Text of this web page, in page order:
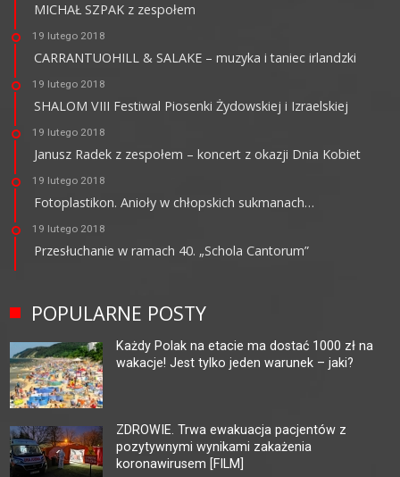
MICHAŁ SZPAK z zespołem
19 lutego 2018
CARRANTUOHILL & SALAKE – muzyka i taniec irlandzki
19 lutego 2018
SHALOM VIII Festiwal Piosenki Żydowskiej i Izraelskiej
19 lutego 2018
Janusz Radek z zespołem – koncert z okazji Dnia Kobiet
19 lutego 2018
Fotoplastikon. Anioły w chłopskich sukmanach…
19 lutego 2018
Przesłuchanie w ramach 40. „Schola Cantorum”
POPULARNE POSTY
Każdy Polak na etacie ma dostać 1000 zł na
wakacje! Jest tylko jeden warunek – jaki?
ZDROWIE. Trwa ewakuacja pacjentów z
pozytywnymi wynikami zakażenia
koronawirusem [FILM]